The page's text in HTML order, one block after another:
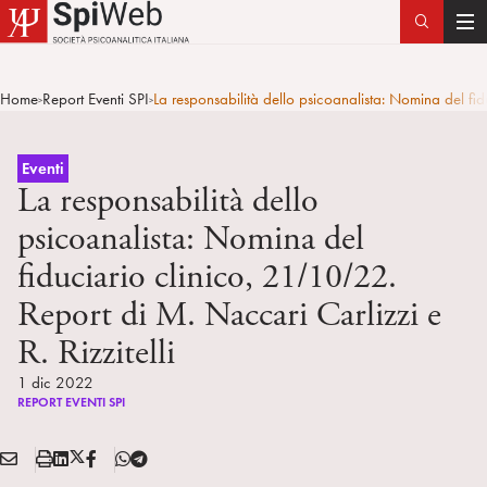
T
g
Home>Report Eventi SPI>La responsabilità dello psicoanalista: Nomina del
Eventi
La responsabilità dello
psicoanalista: Nomina del
fiduciario clinico, 21/10/22.
Report di M. Naccari Carlizzi e
R. Rizzitelli
1 dic 2022
REPORT EVENTI SPI
Condividi:
E
S L X F
T